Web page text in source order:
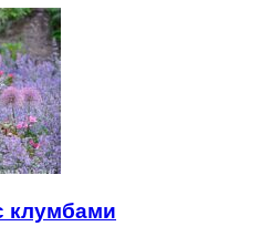
клумбами